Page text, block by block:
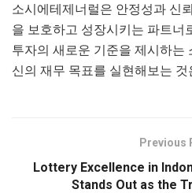
소시에테제너럴은 안정성과 신
을 보호하고 성장시키는 파트너
투자의 새로운 기준을 제시하는
신의 재무 목표를 실현해보는 것
Previous
Lottery Excellence in
Stands Out as the